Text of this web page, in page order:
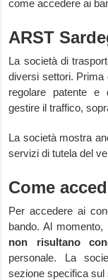
come accedere ai
ARST
La società di
diversi settori. Prima
regolare patente e
gestire il traffico,
La società mostra
servizi di tutela del
Come
Per accedere ai
bando. Al
non risultano
personale. La
sezione specifica sul